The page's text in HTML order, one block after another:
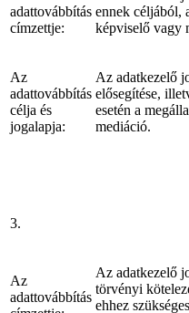
adattovábbítás
címzettje:
ennek céljából,
képviselő vagy
Az
adattovábbítás
célja és
jogalapja:
Az adatkezelő
elősegítése,
esetén a
mediáció.
3.
Az
adattovábbítás
Az adatkezelő
törvényi
ehhez